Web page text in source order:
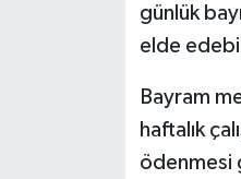
günlük
elde
Bayram
haftalık
ödenmesi